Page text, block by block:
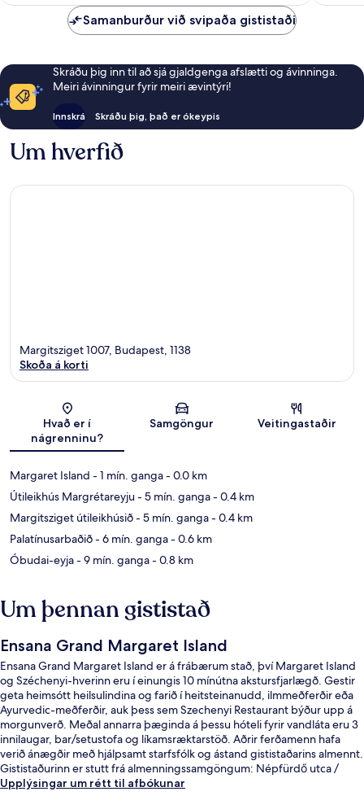
Samanburður við svipaða gististaði
Skráðu þig inn til að sjá gjaldgenga afslætti og ávinninga.
Meiri ávinningur fyrir meiri ævintýri!
Innskrá Skráðu þig, það er ókeypis
Um hverfið
Kort
Margitsziget 1007, Budapest, 1138
Skoða á korti
Hvað er í
nágrenninu?
Samgöngur Veitingastaðir
Margaret Island - 1 mín. ganga- 0.0 km
Útileikhús Margrétareyju- 5 mín. ganga- 0.4 km
Margitsziget útileikhúsið- 5 mín. ganga- 0.4 km
Palatínusarbaðið- 6 mín. ganga- 0.6 km
Óbudai-eyja- 9 mín. ganga- 0.8 km
Um þennan gististað
Ensana Grand Margaret Island
Ensana Grand Margaret Island er á frábærum stað, því Margaret Island
og Széchenyi-hverinn eru í einungis 10 mínútna akstursfjarlægð. Gestir
geta heimsótt heilsulindina og farið í heitsteinanudd, ilmmeðferðir eða
Ayurvedic-meðferðir, auk þess sem Szechenyi Restaurant býður upp á
morgunverð. Meðal annarra þæginda á þessu hóteli fyrir vandláta eru 3
innilaugar, bar/setustofa og líkamsræktarstöð. Aðrir ferðamenn hafa
verið ánægðir með hjálpsamt starfsfólk og ástand gististaðarins almennt.
Gististaðurinn er stutt frá almenningssamgöngum: Népfürdő utca /
Árpád híd-sporvagnastoppistöðin er í 15 mínútna göngufjarlægð.
Upplýsingar um rétt til afbókunar